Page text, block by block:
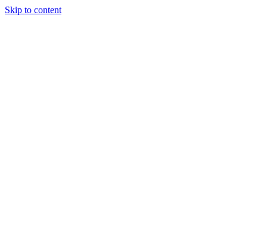
Skip to content